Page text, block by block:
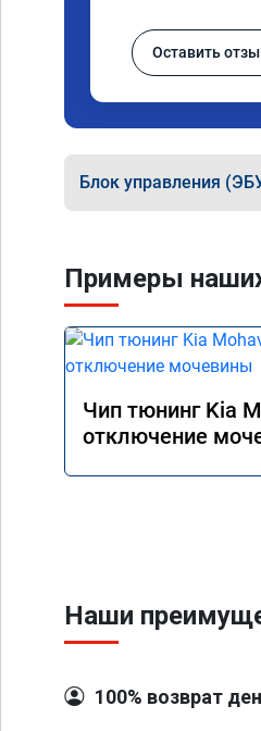
Оставить
Блок управления
Примеры
Чип тюнинг Kia
отключение
Наши
100% возврат